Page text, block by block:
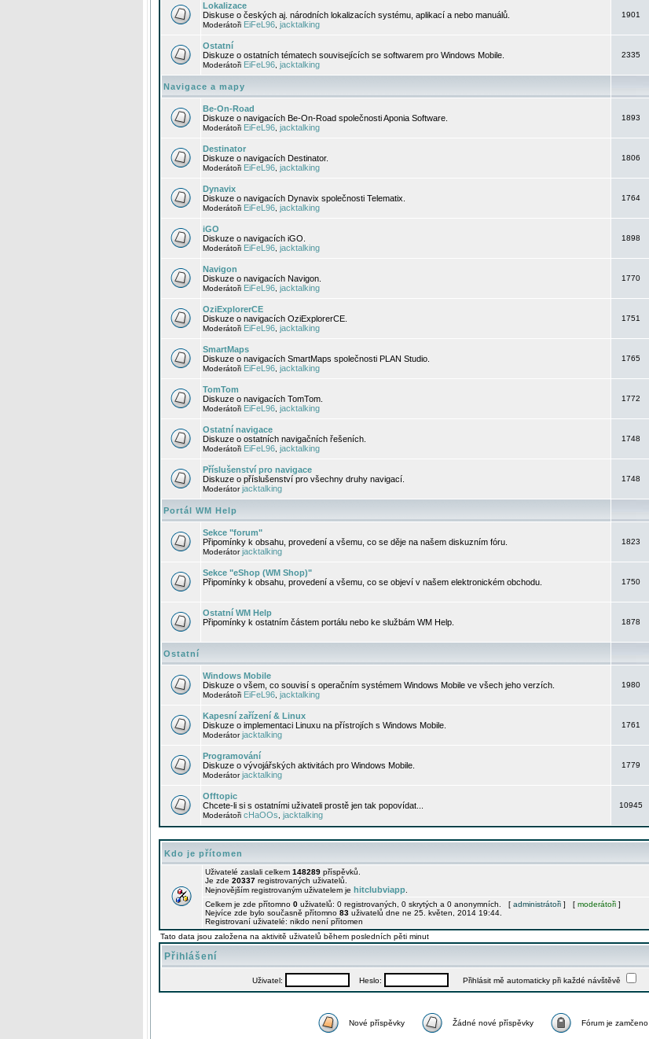
Lokalizace
Diskuse o českých aj. národních lokalizacích systému, aplikací a nebo manuálů.
Moderátoři EiFeL96 jacktalking
1901
Ostatní
Diskuze o ostatních tématech souvisejících se softwarem pro Windows Mobile.
Moderátoři EiFeL96 jacktalking
2335
Navigace a mapy
Be-On-Road
Diskuze o navigacích Be-On-Road společnosti Aponia Software.
Moderátoři EiFeL96 jacktalking
1893
Destinator
Diskuze o navigacích Destinator.
Moderátoři EiFeL96 jacktalking
1806
Dynavix
Diskuze o navigacích Dynavix společnosti Telematix.
Moderátoři EiFeL96 jacktalking
1764
iGO
Diskuze o navigacích iGO.
Moderátoři EiFeL96 jacktalking
1898
Navigon
Diskuze o navigacích Navigon.
Moderátoři EiFeL96 jacktalking
1770
OziExplorerCE
Diskuze o navigacích OziExplorerCE.
Moderátoři EiFeL96 jacktalking
1751
SmartMaps
Diskuze o navigacích SmartMaps společnosti PLAN Studio.
Moderátoři EiFeL96 jacktalking
1765
TomTom
Diskuze o navigacích TomTom.
Moderátoři EiFeL96 jacktalking
1772
Ostatní navigace
Diskuze o ostatních navigačních řešeních.
Moderátoři EiFeL96 jacktalking
1748
Příslušenství pro navigace
Diskuze o příslušenství pro všechny druhy navigací.
Moderátorjacktalking
1748
Portál WM Help
Sekce "forum"
Připomínky k obsahu, provedení a všemu, co se děje na našem diskuzním fóru.
Moderátorjacktalking
1823
Sekce "eShop (WM Shop)"
Připomínky k obsahu, provedení a všemu, co se objeví v našem elektronickém obchodu.
1750
Ostatní WM Help
Připomínky k ostatním částem portálu nebo ke službám WM Help.
1878
Ostatní
Windows Mobile
Diskuze o všem, co souvisí s operačním systémem Windows Mobile ve všech jeho verzích.
Moderátoři EiFeL96 jacktalking
1980
Kapesní zařízení & Linux
Diskuze o implementaci Linuxu na přístrojích s Windows Mobile.
Moderátorjacktalking
1761
Programování
Diskuze o vývojářských aktivitách pro Windows Mobile.
Moderátorjacktalking
1779
Offtopic
Chcete-li si s ostatními uživateli prostě jen tak popovídat...
Moderátoři cHaOOs jacktalking
10945
Kdo je přítomen
Uživatelé zaslali celkem 148289 příspěvků.
Je zde 20337 registrovaných uživatelů.
Nejnovějším registrovaným uživatelem je hitclubviapp
Celkem je zde přítomno 0 uživatelů: 0 registrovaných, 0 skrytých a 0 anonymních. [ administrátoři ] [ moderátoři ]
Nejvíce zde bylo současně přítomno 83 uživatelů dne ne 25. květen, 2014 19:44.
Registrovaní uživatelé: nikdo není přítomen
Tato data jsou založena na aktivitě uživatelů během posledních pěti minut
Přihlášení
Uživatel: Heslo: Přihlásit mě automaticky při každé návštěvě
Nové příspěvky Žádné nové příspěvky Fórum je zamčeno